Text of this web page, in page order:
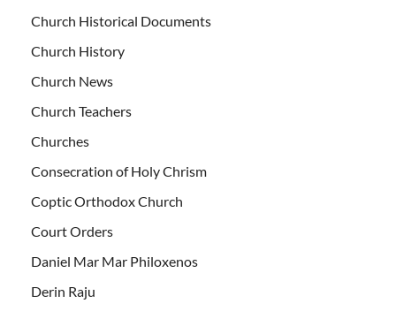
Church Historical Documents
Church History
Church News
Church Teachers
Churches
Consecration of Holy Chrism
Coptic Orthodox Church
Court Orders
Daniel Mar Mar Philoxenos
Derin Raju